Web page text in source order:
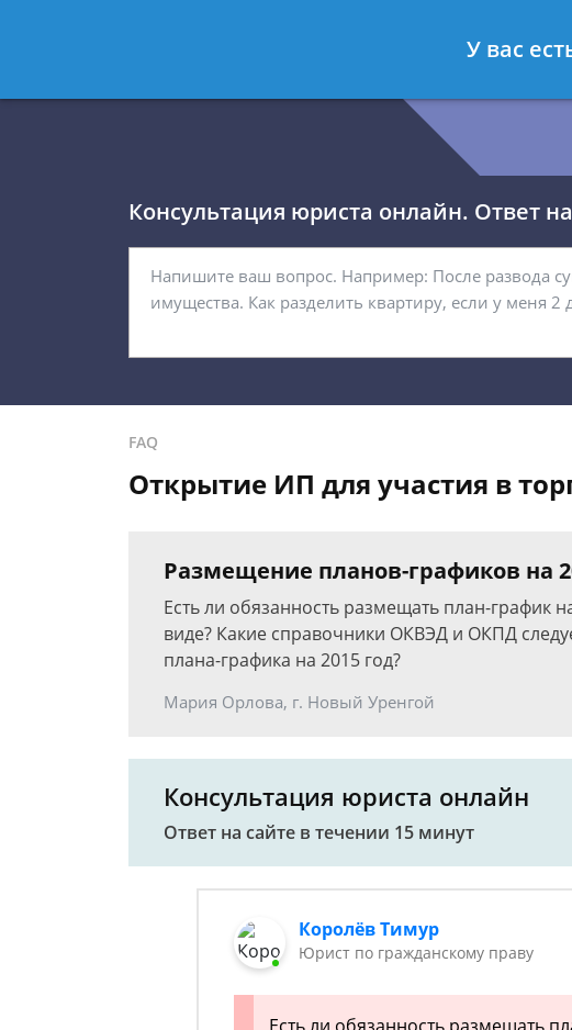
- Юрист по гражданскому
Консультация юриста онлайн. Ответ
FAQ
Открытие ИП для участия в
Размещение планов-графиков на
Есть ли обязанность размещать план-график
виде? Какие справочники ОКВЭД и ОКПД
плана-графика на 2015 год?
Мария Орлова, г. Новый Уренгой
Консультация юриста онлайн
Ответ на сайте в течении 15 минут
Королёв Тимур
Юрист по гражданскому праву
У вас